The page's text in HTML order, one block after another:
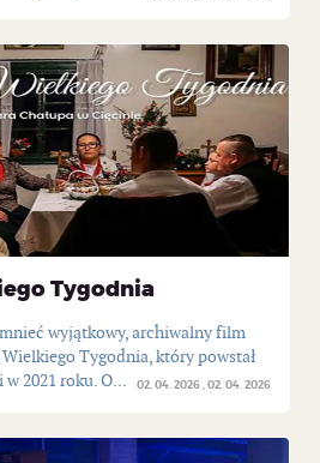
Tygodnia
02. 04. 2026 02. 04. 2026
wyjątkowy, archiwalny film
Tygodnia, który powstał
2021 roku. O...